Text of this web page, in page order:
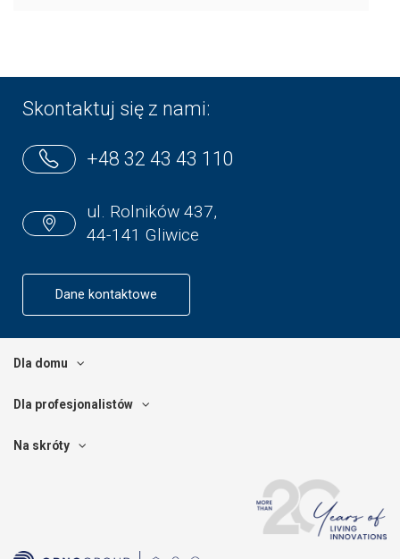
Skontaktuj się z nami:
+48 32 43 43 110
ul. Rolników 437,
44-141 Gliwice
Dane kontaktowe
Dla domu
Dla profesjonalistów
Na skróty